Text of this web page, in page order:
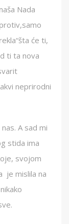
Nada
će ti,
ti ta nova
neprirodni
A sad mi
stida ima
svojom
je mislila na